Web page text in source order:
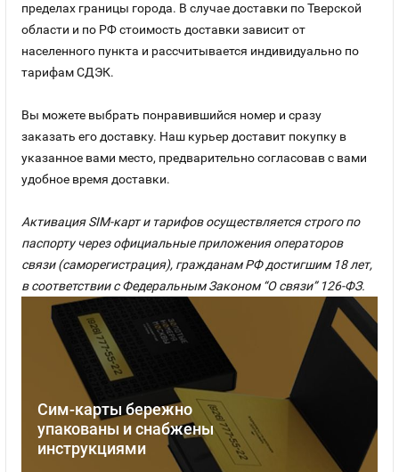
Сим-карты бережно
упакованы и снабжены
инструкциями
пределах границы города. В случае доставки по Тверской
области и по РФ стоимость доставки зависит от
населенного пункта и рассчитывается индивидуально по
тарифам СДЭК.
Вы можете выбрать понравившийся номер и сразу
заказать его доставку. Наш курьер доставит покупку в
указанное вами место, предварительно согласовав с вами
удобное время доставки.
Активация SIM-карт и тарифов осуществляется строго по
паспорту через официальные приложения операторов
связи (саморегистрация), гражданам РФ достигшим 18 лет,
в соответствии с Федеральным Законом “О связи” 126-ФЗ.